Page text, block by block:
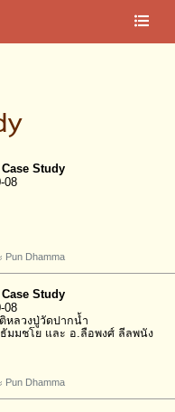
Study
08
Pun Dhamma
Study
08
หลวงปู่วัดปากน้ำ
มมชโย และ อ.ลือพงศ์ ลีลพนัง
Pun Dhamma